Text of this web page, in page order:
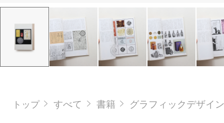
トップ すべて 書籍 グラフィックデザイン